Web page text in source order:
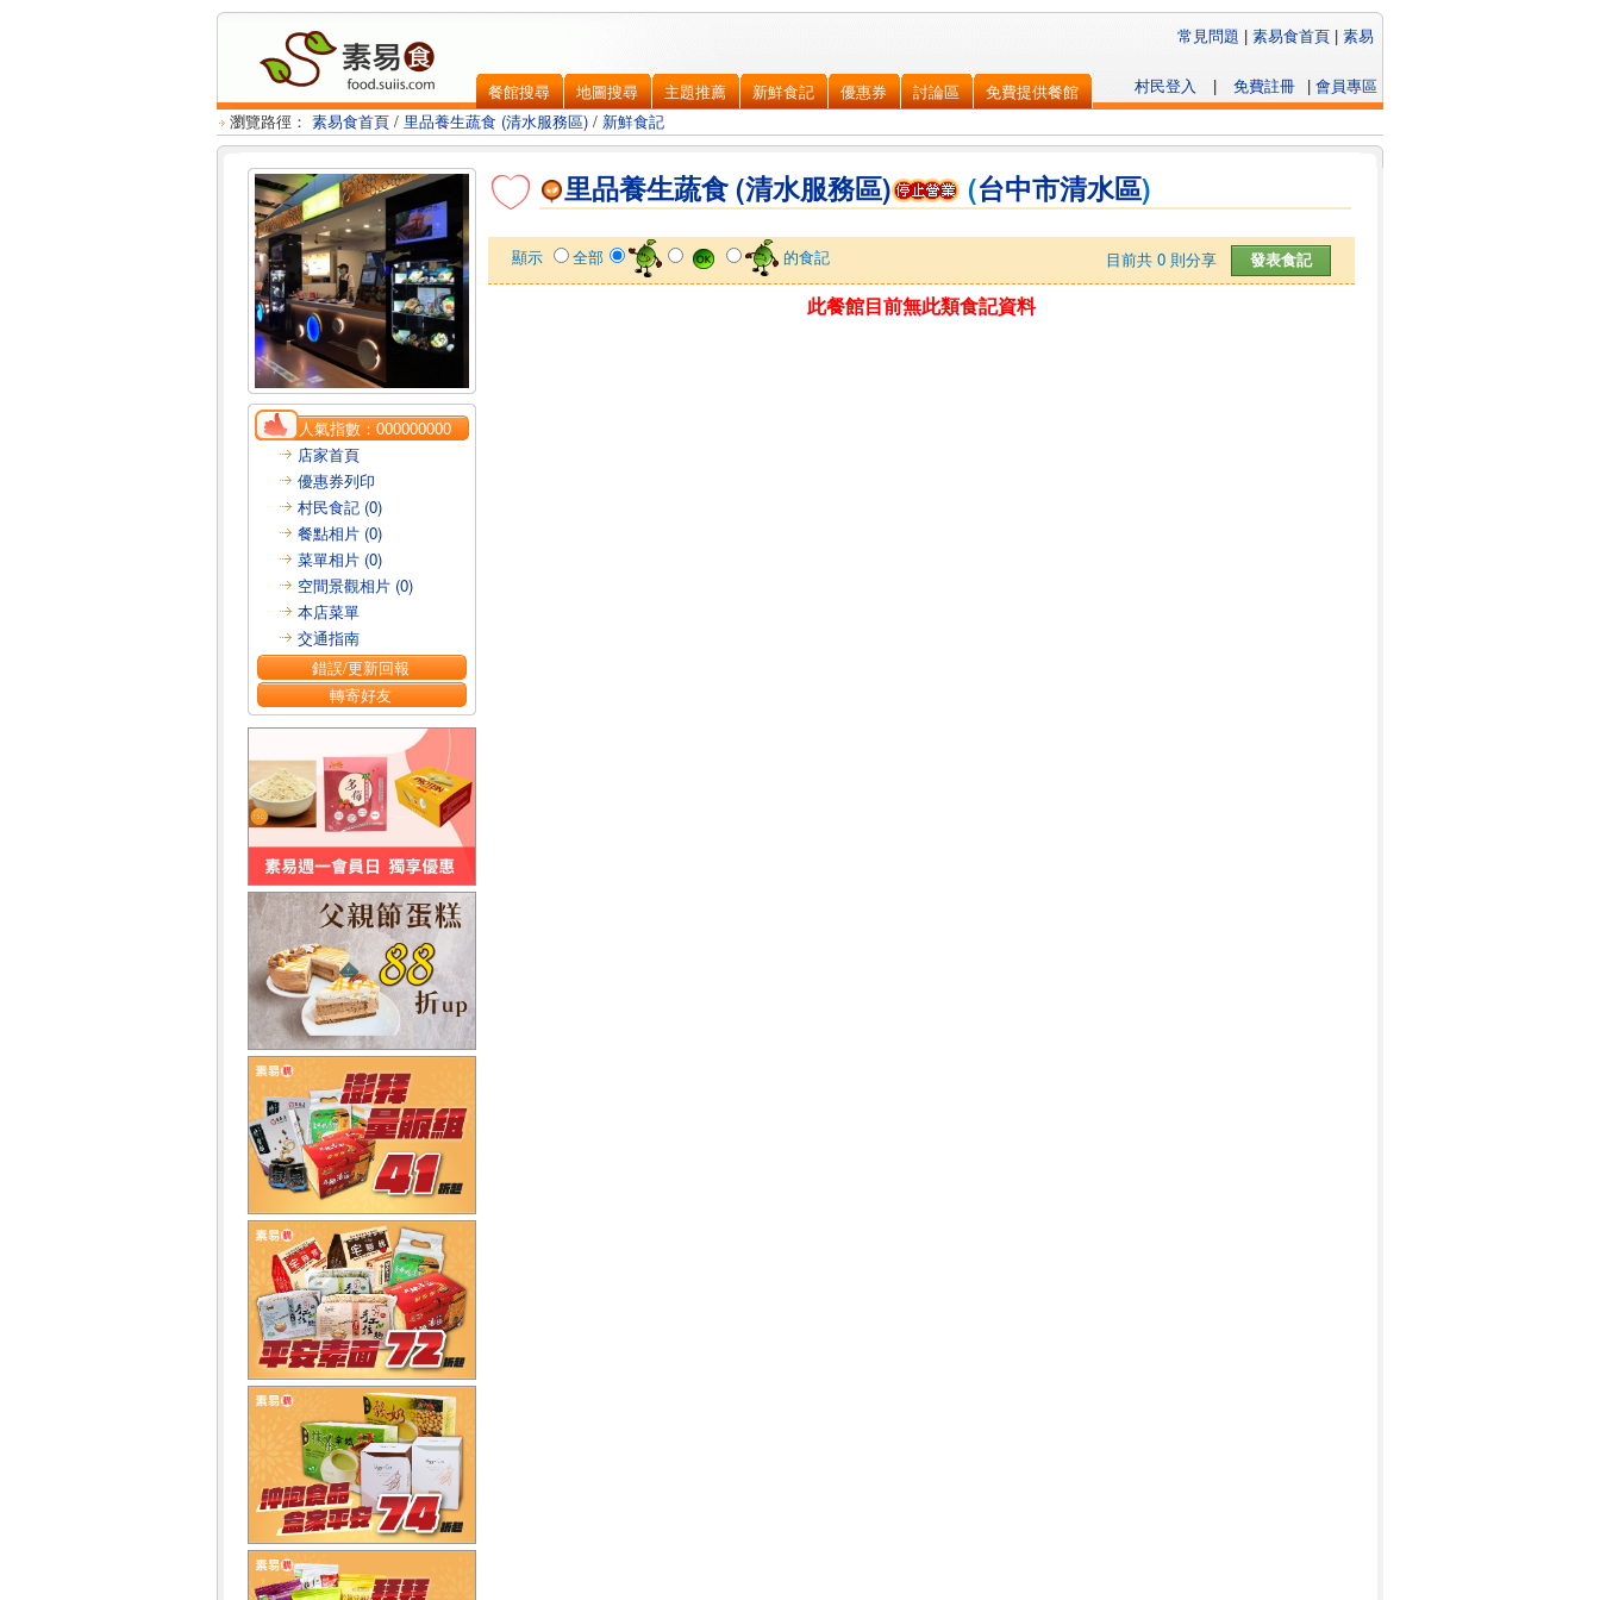
餐館搜尋 地圖搜尋 主題推薦 新鮮食記 優惠券 討論區 免費提供餐館 | 會員專區
免費註冊
|
村民登入
常見問題 | 素易食首頁 | 素易
瀏覽路徑： 素易食首頁 / 里品養生蔬食 (清水服務區) / 新鮮食記
人氣指數：000000000
店家首頁
優惠券列印
村民食記 (0)
餐點相片 (0)
菜單相片 (0)
空間景觀相片 (0)
本店菜單
交通指南
錯誤/更新回報
轉寄好友
里品養生蔬食 (清水服務區) (台中市清水區)
目前共 0 則分享
顯示 全部 的食記
此餐館目前無此類食記資料